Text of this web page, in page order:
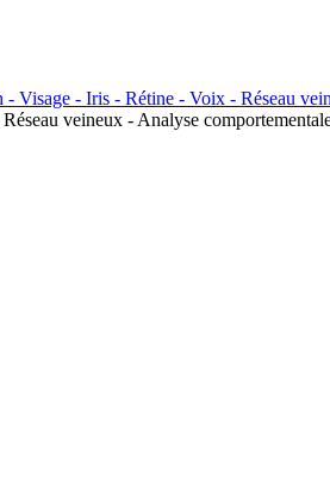
veineux - Analyse